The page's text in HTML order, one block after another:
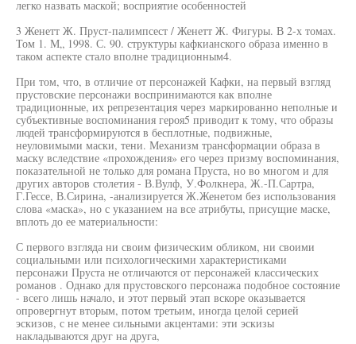
легко назвать маской; восприятие особенностей
3 Женетт Ж. Пруст-палимпсест / Женетт Ж. Фигуры. В 2-х томах.
Том 1. М„ 1998. С. 90. структуры кафкианского образа именно в
таком аспекте стало вполне традиционным4.
При том, что, в отличие от персонажей Кафки, на первый взгляд
прустовские персонажи воспринимаются как вполне
традиционные, их репрезентация через маркированно неполные и
субъективные воспоминания героя5 приводит к тому, что образы
людей трансформируются в бесплотные, подвижные,
неуловимыми маски, тени. Механизм трансформации образа в
маску вследствие «прохождения» его через призму воспоминания,
показательной не только для романа Пруста, но во многом и для
других авторов столетия - В.Вулф, У.Фолкнера, Ж.-П.Сартра,
Г.Гессе, В.Сирина, -анализируется Ж.Женетом без использования
слова «маска», но с указанием на все атрибуты, присущие маске,
вплоть до ее материальности:
С первого взгляда ни своим физическим обликом, ни своими
социальными или психологическими характеристиками
персонажи Пруста не отличаются от персонажей классических
романов . Однако для прустовского персонажа подобное состояние
- всего лишь начало, и этот первый этап вскоре оказывается
опровергнут вторым, потом третьим, иногда целой серией
эскизов, с не менее сильными акцентами: эти эскизы
накладываются друг на друга,